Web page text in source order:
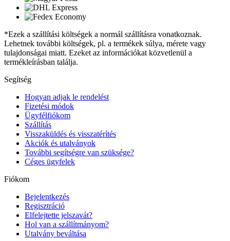
*Ezek a szállítási költségek a normál szállításra vonatkoznak.
Lehetnek további költségek, pl. a termékek súlya, mérete vagy
tulajdonságai miatt. Ezeket az információkat közvetlenül a
termékleírásban találja.
Segítség
Hogyan adjak le rendelést
Fizetési módok
Ügyfélfiókom
Szállítás
Visszaküldés és visszatérítés
Akciók és utalványok
További segítségre van szüksége?
Céges ügyfelek
Fiókom
Bejelentkezés
Regisztráció
Elfelejtette jelszavát?
Hol van a szállítmányom?
Utalvány beváltása